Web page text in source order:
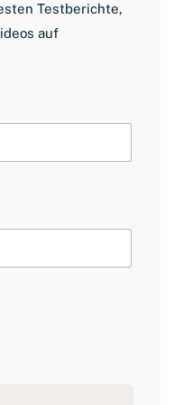
Testberichte,
auf